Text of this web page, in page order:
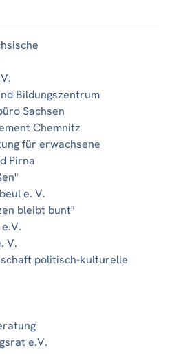
Bildungszentrum
Sachsen
Chemnitz
für erwachsene
Pirna
e. V.
bleibt bunt"
V.
politisch-kulturelle
e.V.